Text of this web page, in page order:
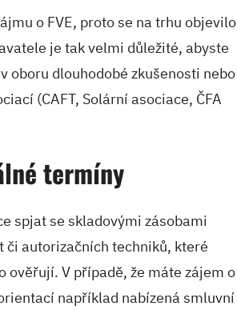
o FVE, proto se na trhu objevilo
je tak velmi důležité, abyste
oboru dlouhodobé zkušenosti nebo
(CAFT, Solární asociace, ČFA
termíny
spjat se skladovými zásobami
či autorizačních techniků, které
ověřují. V případě, že máte zájem o
například nabízená smluvní